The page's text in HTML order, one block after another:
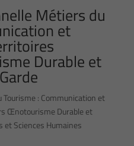
Métiers du
et
Durable et
: Communication et
Œnotourisme Durable et
et Sciences Humaines